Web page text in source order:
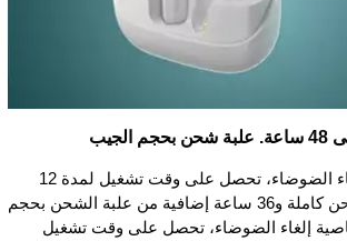
عند إيقاف خاصية إلغاء الضوضاء، تحصل على وقت تشغيل لمدة 12
ساعات من عملية شحن كاملة و36 ساعة إضافية من علبة الشحن بحجم
إلغاء الضوضاء، تحصل على وقت تشغيل